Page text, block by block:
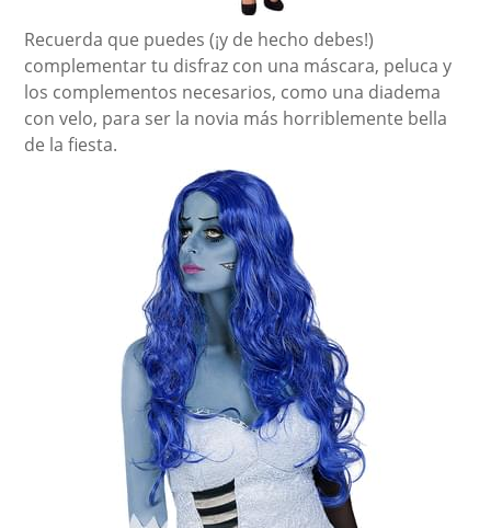
Recuerda que puedes (¡y de hecho debes!)
complementar tu disfraz con una máscara, peluca y
los complementos necesarios, como una diadema
con velo, para ser la novia más horriblemente bella
de la fiesta.